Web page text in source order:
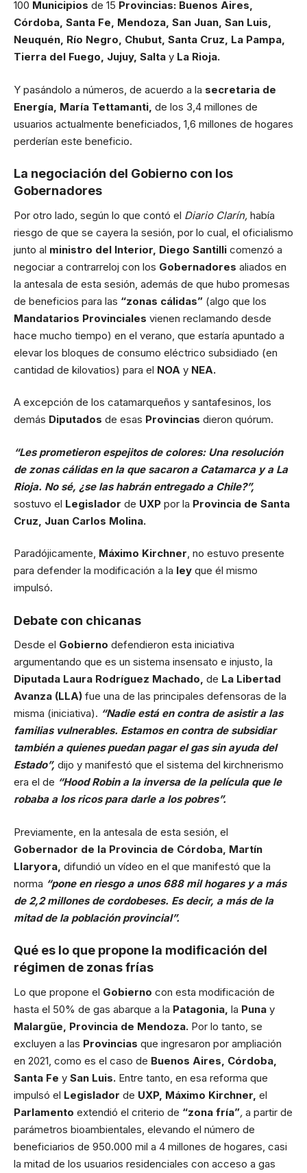
100 Municipios de 15 Provincias: Buenos Aires,
Córdoba, Santa Fe, Mendoza, San Juan, San Luis,
Neuquén, Río Negro, Chubut, Santa Cruz, La Pampa,
Tierra del Fuego, Jujuy, Salta y La Rioja.
Y pasándolo a números, de acuerdo a la secretaria de
Energía, María Tettamanti, de los 3,4 millones de
usuarios actualmente beneficiados, 1,6 millones de hogares
perderían este beneficio.
La negociación del Gobierno con los
Gobernadores
Por otro lado, según lo que contó el Diario Clarín, había
riesgo de que se cayera la sesión, por lo cual, el oficialismo
junto al ministro del Interior, Diego Santilli comenzó a
negociar a contrarreloj con los Gobernadores aliados en
la antesala de esta sesión, además de que hubo promesas
de beneficios para las “zonas cálidas” (algo que los
Mandatarios Provinciales vienen reclamando desde
hace mucho tiempo) en el verano, que estaría apuntado a
elevar los bloques de consumo eléctrico subsidiado (en
cantidad de kilovatios) para el NOA y NEA.
A excepción de los catamarqueños y santafesinos, los
demás Diputados de esas Provincias dieron quórum.
“Les prometieron espejitos de colores: Una resolución
de zonas cálidas en la que sacaron a Catamarca y a La
Rioja. No sé, ¿se las habrán entregado a Chile?”,
sostuvo el Legislador de UXP por la Provincia de Santa
Cruz, Juan Carlos Molina.
Paradójicamente, Máximo Kirchner, no estuvo presente
para defender la modificación a la ley que él mismo
impulsó.
Debate con chicanas
Desde el Gobierno defendieron esta iniciativa
argumentando que es un sistema insensato e injusto, la
Diputada Laura Rodríguez Machado, de La Libertad
Avanza (LLA) fue una de las principales defensoras de la
misma (iniciativa). “Nadie está en contra de asistir a las
familias vulnerables. Estamos en contra de subsidiar
también a quienes puedan pagar el gas sin ayuda del
Estado”, dijo y manifestó que el sistema del kirchnerismo
era el de “Hood Robin a la inversa de la película que le
robaba a los ricos para darle a los pobres”.
Previamente, en la antesala de esta sesión, el
Gobernador de la Provincia de Córdoba, Martín
Llaryora, difundió un vídeo en el que manifestó que la
norma “pone en riesgo a unos 688 mil hogares y a más
de 2,2 millones de cordobeses. Es decir, a más de la
mitad de la población provincial”.
Qué es lo que propone la modificación del
régimen de zonas frías
Lo que propone el Gobierno con esta modificación de
hasta el 50% de gas abarque a la Patagonia, la Puna y
Malargüe, Provincia de Mendoza. Por lo tanto, se
excluyen a las Provincias que ingresaron por ampliación
en 2021, como es el caso de Buenos Aires, Córdoba,
Santa Fe y San Luis. Entre tanto, en esa reforma que
impulsó el Legislador de UXP, Máximo Kirchner, el
Parlamento extendió el criterio de “zona fría”, a partir de
parámetros bioambientales, elevando el número de
beneficiarios de 950.000 mil a 4 millones de hogares, casi
la mitad de los usuarios residenciales con acceso a gas